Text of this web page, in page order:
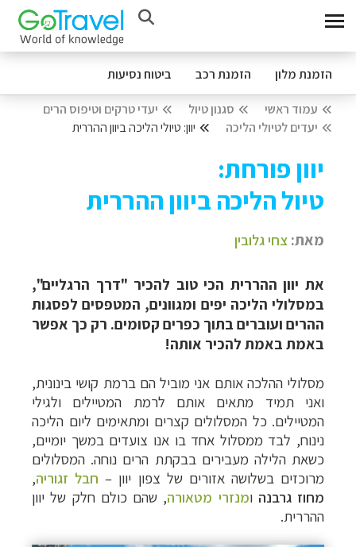
הזמנת מלון הזמנת רכב ביטוח נסיעות
עמוד ראשי סגנון טיול
יעדי טרקים וטיפוס הרים
יעדים לטיולי הליכה
יוון: טיולי הליכה ביוון ההררית
יוון פורחת:
טיול הליכה ביוון ההררית
מאת: צחי גלובין
את יוון ההררית הכי טוב להכיר "דרך הרגליים",
במסלולי הליכה יפים ומגוונים, המטפסים לפסגות
ההרים ועוברים בתוך כפרים קסומים. רק כך אפשר
באמת באמת להכיר אותה!
מסלולי ההלכה אותם אני מוביל הם ברמת קושי בינונית,
ואני תמיד מתאים אותם לרמת המטיילים ולגילי
המטיילים. כל המסלולים קצרים ומתאימים ליום הליכה
נינוח, לבד ממסלול אחד בו אנו צועדים במשך יומיים,
כשאת הלילה מעבירים בבקתת הרים נוחה. המסלולים
מרוכזים בשלושה אזורים של צפון יוון – חבל זגוריה,
מחוז גרבנה ומנזרי מטאורה, שהם כולם חלק של יוון
ההררית.